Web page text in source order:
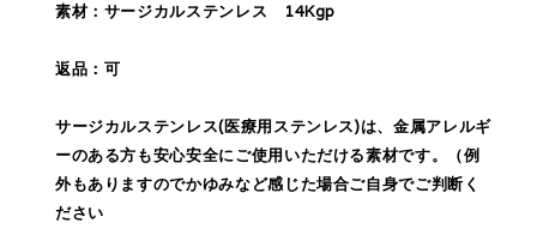
素材：サージカルステンレス 14Kgp
返品：可
サージカルステンレス(医療用ステンレス)は、金属アレルギ
ーのある方も安心安全にご使用いただける素材です。（例
外もありますのでかゆみなど感じた場合ご自身でご判断く
ださい